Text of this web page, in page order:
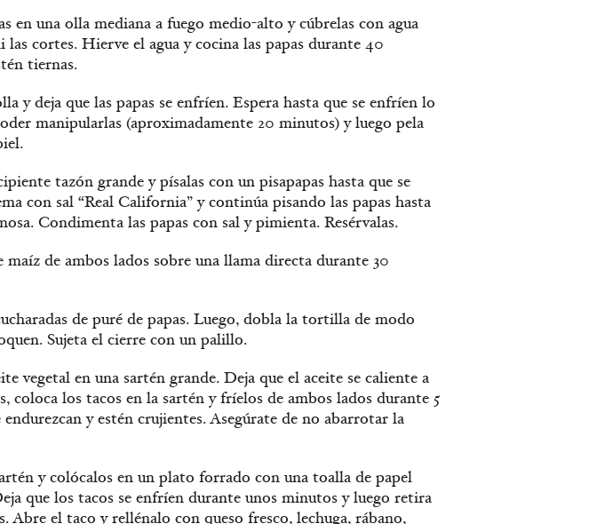
en una olla mediana a fuego medio-alto y cúbrelas con agua
las cortes. Hierve el agua y cocina las papas durante 40
tiernas.
y deja que las papas se enfríen. Espera hasta que se enfríen lo
manipularlas (aproximadamente 20 minutos) y luego pela
tazón grande y písalas con un pisapapas hasta que se
con sal “Real California” y continúa pisando las papas hasta
Condimenta las papas con sal y pimienta. Resérvalas.
de ambos lados sobre una llama directa durante 30
de puré de papas. Luego, dobla la tortilla de modo
Sujeta el cierre con un palillo.
vegetal en una sartén grande. Deja que el aceite se caliente a
coloca los tacos en la sartén y fríelos de ambos lados durante 5
y estén crujientes. Asegúrate de no abarrotar la
y colócalos en un plato forrado con una toalla de papel
que los tacos se enfríen durante unos minutos y luego retira
Abre el taco y rellénalo con queso fresco, lechuga, rábano,